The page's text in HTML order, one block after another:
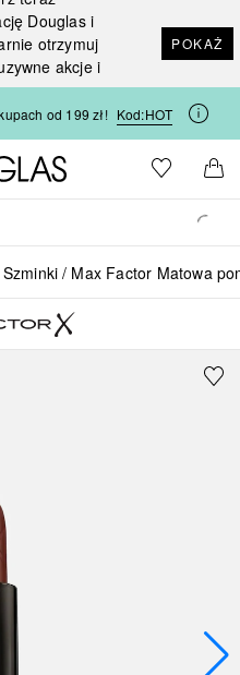
Douglas i
otrzymuj
akcje i
POKAŻ
od 199 zł! Kod:HOT
Strona główna Douglas
Do listyDo
Szminki Max Factor Matowa